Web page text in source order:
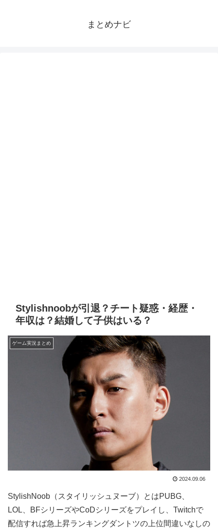
まとめナビ
Stylishnoobが引退？チート疑惑・経歴・
年収は？結婚して子供はいる？
ゲーム実況まとめ
2024.09.06
StylishNoob（スタイリッシュヌーブ）とはPUBG、
LOL、BFシリーズやCoDシリーズをプレイし、Twitchで
配信すれば急上昇ランキングダントツの上位間違いなしの